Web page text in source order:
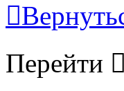
Перейти